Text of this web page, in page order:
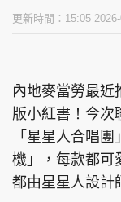
東周刊
更新時間：15:05
內地麥當勞最近
版小紅書！今次
「星星人合唱
機」，每款都可
都由星星人設計